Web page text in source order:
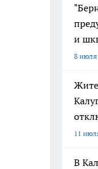
и
8 июля
11
В